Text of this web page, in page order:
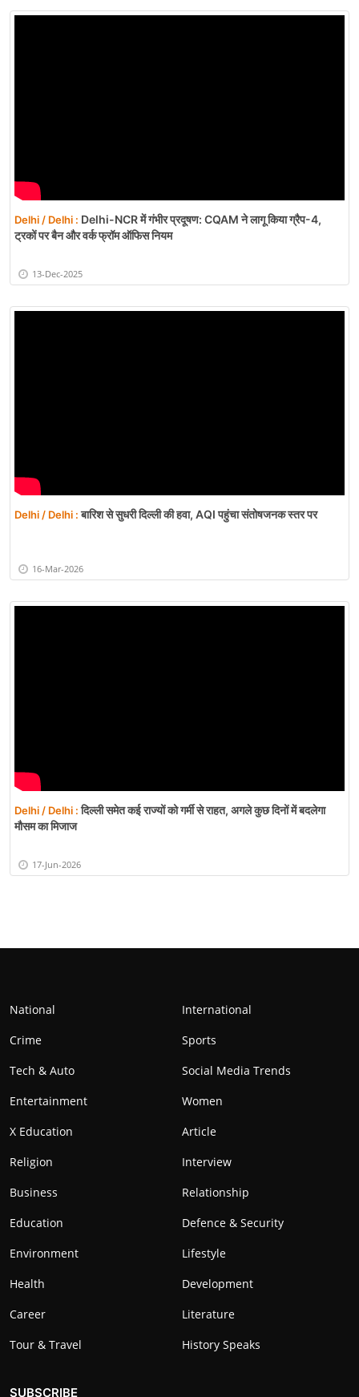
Delhi / Delhi : Delhi-NCR में गंभीर प्रदूषण: CQAM ने लागू किया ग्रैप-4,
ट्रकों पर बैन और वर्क फ्रॉम ऑफिस नियम
13-Dec-2025
Delhi / Delhi :बारिश से सुधरी दिल्ली की हवा, AQI पहुंचा संतोषजनक स्तर पर
16-Mar-2026
Delhi / Delhi :दिल्ली समेत कई राज्यों को गर्मी से राहत, अगले कुछ दिनों में बदलेगा
मौसम का मिजाज
17-Jun-2026
National
International
Crime
Sports
Tech & Auto
Social Media Trends
Entertainment
Women
X Education
Article
Religion
Interview
Business
Relationship
Education
Defence & Security
Environment
Lifestyle
Health
Development
Career
Literature
Tour & Travel
History Speaks
SUBSCRIBE